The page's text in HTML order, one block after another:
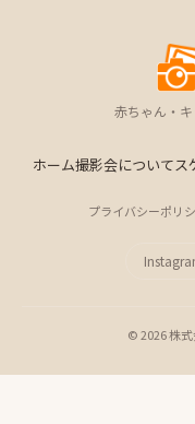
赤ちゃん・
ホーム撮影会についてス
プライバシーポリ
© 2026 株